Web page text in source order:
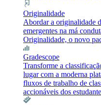
Originalidade
Abordar a originalidade
emergentes na má
Originalidade, o novo
Gradescope
Transforme a
lugar com a moderna
fluxos de trabalho de
accionáveis dos